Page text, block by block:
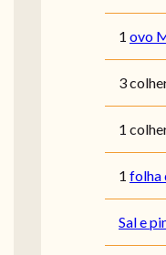
1 ovo
3
1
1 folha
Sal e